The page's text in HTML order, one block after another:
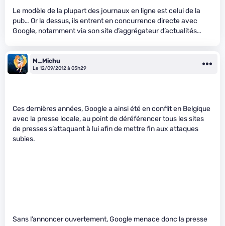
Le modèle de la plupart des journaux en ligne est celui de la
pub… Or la dessus, ils entrent en concurrence directe avec
Google, notamment via son site d’aggrégateur d’actualités…
M_Michu
Le 12/09/2012 à 05h29
Ces dernières années, Google a ainsi été en conflit en Belgique
avec la presse locale, au point de déréférencer tous les sites
de presses s’attaquant à lui afin de mettre fin aux attaques
subies.
Sans l’annoncer ouvertement, Google menace donc la presse